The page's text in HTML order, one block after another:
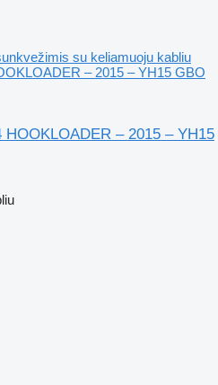
su keliamuoju kabliu
– 2015 – YH15 GBO
– 2015 – YH15